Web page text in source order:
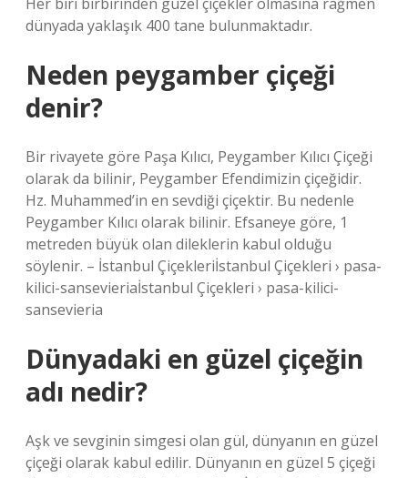
dünyada yaklaşık 400 tane bulunmaktadır.
Neden peygamber çiçeği
denir?
Bir rivayete göre Paşa Kılıcı, Peygamber Kılıcı Çiçeği
olarak da bilinir, Peygamber Efendimizin çiçeğidir.
Hz. Muhammed’in en sevdiği çiçektir. Bu nedenle
Peygamber Kılıcı olarak bilinir. Efsaneye göre, 1
metreden büyük olan dileklerin kabul olduğu
söylenir. – İstanbul Çiçekleriİstanbul Çiçekleri › pasa-
kilici-sansevieriaİstanbul Çiçekleri › pasa-kilici-
sansevieria
Dünyadaki en güzel çiçeğin
adı nedir?
Aşk ve sevginin simgesi olan gül, dünyanın en güzel
çiçeği olarak kabul edilir. Dünyanın en güzel 5 çiçeği